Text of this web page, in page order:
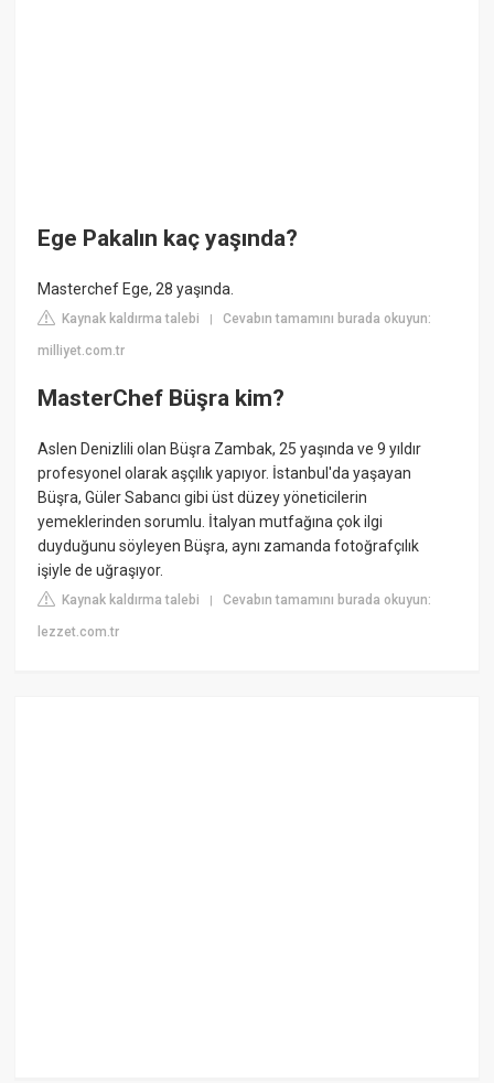
Ege Pakalın kaç yaşında?
Masterchef Ege, 28 yaşında.
Kaynak kaldırma talebi |Cevabın tamamını burada okuyun:
milliyet.com.tr
MasterChef Büşra kim?
Aslen Denizlili olan Büşra Zambak, 25 yaşında ve 9 yıldır
profesyonel olarak aşçılık yapıyor. İstanbul'da yaşayan
Büşra, Güler Sabancı gibi üst düzey yöneticilerin
yemeklerinden sorumlu. İtalyan mutfağına çok ilgi
duyduğunu söyleyen Büşra, aynı zamanda fotoğrafçılık
işiyle de uğraşıyor.
Kaynak kaldırma talebi |Cevabın tamamını burada okuyun:
lezzet.com.tr